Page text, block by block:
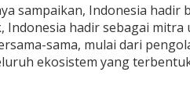
sampaikan, Indonesia hadir
hadir sebagai mitra
sama, mulai dari
ekosistem yang